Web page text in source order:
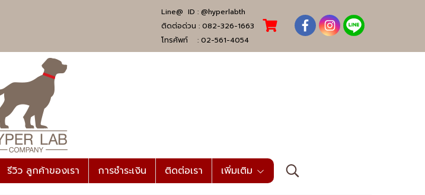
Line@ ID : @hyperlabth
ติดต่อด่วน : 082-326-1663
โทรศัพท์ : 02-561-4054
รีวิว ลูกค้าของเรา การชำระเงิน ติดต่อเรา เพิ่มเติม